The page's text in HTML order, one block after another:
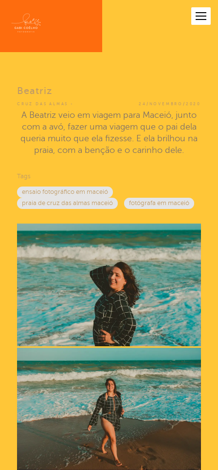
CRUZ DAS ALMAS 24/NOVEMBRO/2020
Beatriz
A Beatriz veio em viagem para Maceió, junto
com a avó, fazer uma viagem que o pai dela
queria muito que ela fizesse. E ela brilhou na
praia, com a benção e o carinho dele.
Tags
ensaio fotográfico em maceió
praia de cruz das almas maceió
fotógrafa em maceió